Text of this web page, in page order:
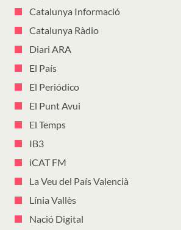
Catalunya Informació
Catalunya Ràdio
Diari ARA
El País
El Periódico
El Punt Avui
El Temps
IB3
iCAT FM
La Veu del País Valencià
Línia Vallès
Nació Digital